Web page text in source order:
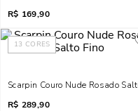
R$ 169,90
13 CORES
Scarpin Couro Nude Rosado
R$ 289,90